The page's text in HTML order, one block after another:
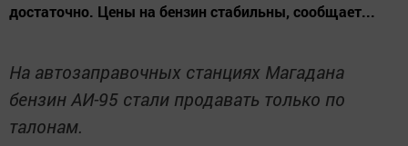
достаточно. Цены на бензин стабильны, сообщает...
На автозаправочных станциях Магадана
бензин АИ-95 стали продавать только по
талонам.